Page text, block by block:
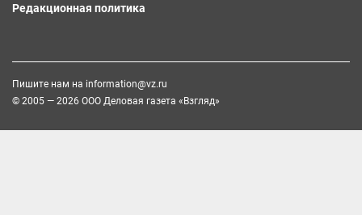
Редакционная политика
Пишите нам на information@vz.ru
© 2005 — 2026 ООО Деловая газета «Взгляд»